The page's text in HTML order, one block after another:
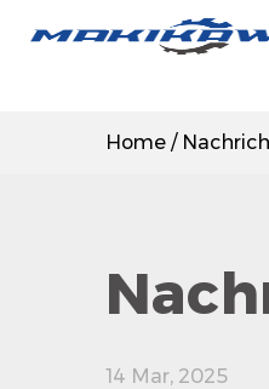
Home /
14 Mar, 2025